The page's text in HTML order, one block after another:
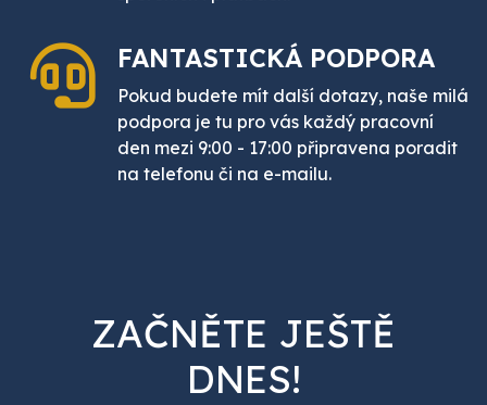
FANTASTICKÁ PODPORA
Pokud budete mít další dotazy, naše milá
podpora je tu pro vás každý pracovní
den mezi 9:00 - 17:00 připravena poradit
na telefonu či na e-mailu.
ZAČNĚTE JEŠTĚ
DNES!